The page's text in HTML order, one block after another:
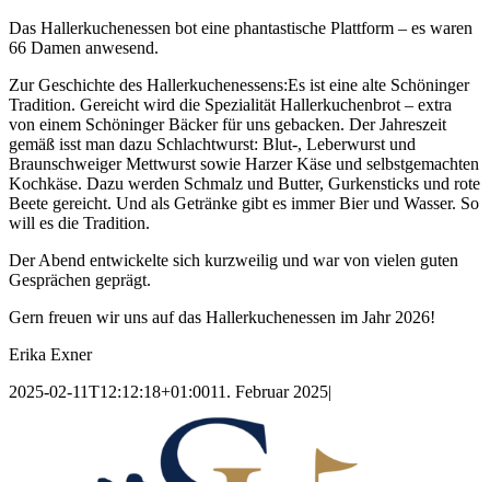
Das Hallerkuchenessen bot eine phantastische Plattform – es waren
66 Damen anwesend.
Zur Geschichte des Hallerkuchenessens:Es ist eine alte Schöninger
Tradition. Gereicht wird die Spezialität Hallerkuchenbrot – extra
von einem Schöninger Bäcker für uns gebacken. Der Jahreszeit
gemäß isst man dazu Schlachtwurst: Blut-, Leberwurst und
Braunschweiger Mettwurst sowie Harzer Käse und selbstgemachten
Kochkäse. Dazu werden Schmalz und Butter, Gurkensticks und rote
Beete gereicht. Und als Getränke gibt es immer Bier und Wasser. So
will es die Tradition.
Der Abend entwickelte sich kurzweilig und war von vielen guten
Gesprächen geprägt.
Gern freuen wir uns auf das Hallerkuchenessen im Jahr 2026!
Erika Exner
2025-02-11T12:12:18+01:0011. Februar 2025|